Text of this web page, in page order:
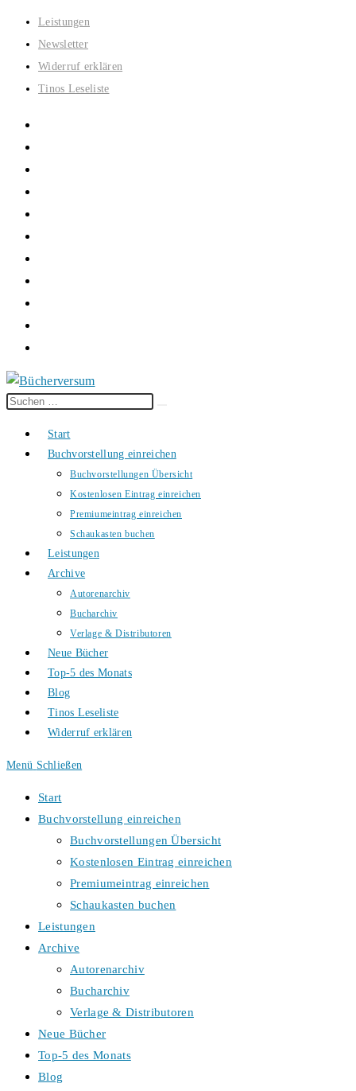
Zum
Inhalt
springen
Leistungen
Newsletter
Widerruf erklären
Tinos Leseliste
Diese
durchsuchen
Start
Buchvorstellung einreichen
Buchvorstellungen Übersicht
Kostenlosen Eintrag einreichen
Premiumeintrag einreichen
Schaukasten buchen
Leistungen
Archive
Autorenarchiv
Bucharchiv
Verlage & Distributoren
Neue Bücher
Top-5 des Monats
Blog
Tinos Leseliste
Widerruf erklären
Menü Schließen
Start
Buchvorstellung einreichen
Buchvorstellungen Übersicht
Kostenlosen Eintrag einreichen
Premiumeintrag einreichen
Schaukasten buchen
Leistungen
Archive
Autorenarchiv
Bucharchiv
Verlage & Distributoren
Neue Bücher
Top-5 des Monats
Blog